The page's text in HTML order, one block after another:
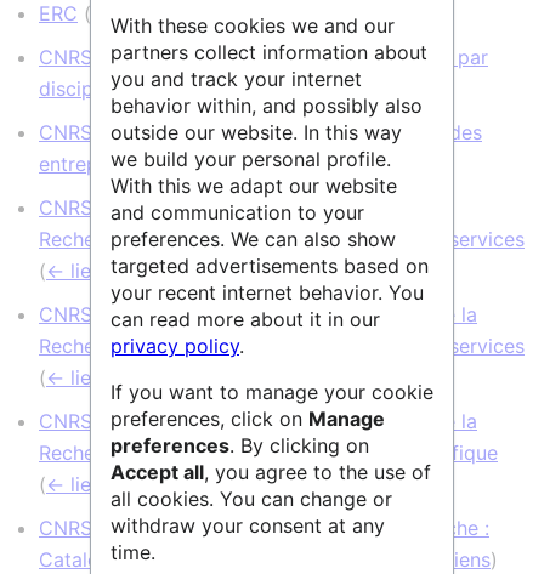
ERC ( ← liens )
CNRS Données de la Recherche : Rechercher par
discipline scientifique (← liens)
CNRS Données de la Recherche : Catalogue des
entrepôts et des services (← liens)
CNRS Nucléaire & Particules Données de la
Recherche : Catalogue des entrepôts et des services
(← liens)
CNRS Écologie & Environnement Données de la
Recherche : Catalogue des entrepôts et des services
(← liens
CNRS Écologie & Environnement Données de la
Recherche : Rechercher par Discipline scientifique
(← liens)
CNRS Terre & Univers Données de la Recherche :
Catalogue des entrepôts et des services
← liens)
With these cookies we and our
partners collect information about
you and track your internet
behavior within, and possibly also
outside our website. In this way
we build your personal profile.
With this we adapt our website
and communication to your
preferences. We can also show
targeted advertisements based on
your recent internet behavior. You
can read more about it in our
privacy policy.
If you want to manage your cookie
preferences, click on Manage
preferences. By clicking on
Accept all, you agree to the use of
all cookies. You can change or
withdraw your consent at any
time.